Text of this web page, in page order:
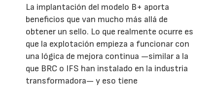
La implantación del modelo B+ aporta
beneficios que van mucho más allá de
obtener un sello. Lo que realmente ocurre es
que la explotación empieza a funcionar con
una lógica de mejora continua —similar a la
que BRC o IFS han instalado en la industria
transformadora— y eso tiene